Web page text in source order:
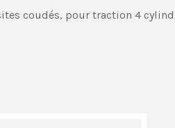
coudés, pour traction 4